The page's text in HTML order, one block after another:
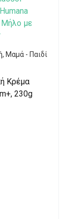
, Μαμά - Παιδί
Κρέμα
230g